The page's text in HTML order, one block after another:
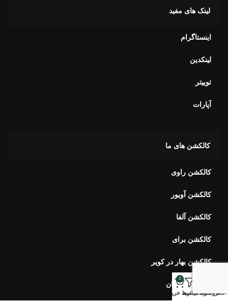
لینک های مفید
اینستاگرام
لینکدین
توییتر
آپارات
کالکشن های ما
کالکشن راوی
کالکشن آویور
کالکشن آلفا
کالکشن برای
کالکشن بهار در کویر
کالکشن مرجان
خانهفروشگاهوبلاگفیلترها
0
سبد خرید